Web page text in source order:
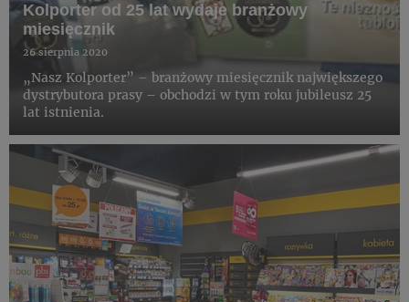
Kolporter od 25 lat wydaje branżowy
miesięcznik
26 sierpnia 2020
„Nasz Kolporter” – branżowy miesięcznik największego
dystrybutora prasy – obchodzi w tym roku jubileusz 25
lat istnienia.